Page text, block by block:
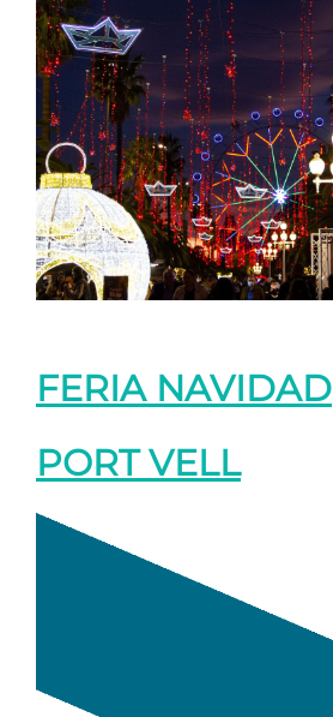
FERIA NAVIDAD
PORT VELL